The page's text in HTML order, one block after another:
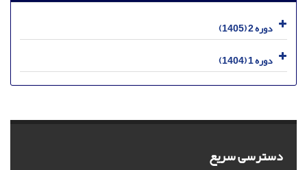
دوره 2 (1405)
دوره 1 (1404)
دسترسی سریع